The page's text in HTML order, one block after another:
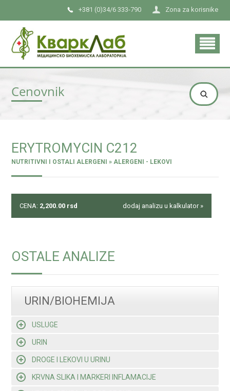
Zona za korisnike
+381 (0)34/6 333-790
Cenovnik
ERYTROMYCIN C212
NUTRITIVNI I OSTALI ALERGENI » ALERGENI - LEKOVI
CENA: 2,200.00 rsd dodaj analizu u kalkulator »
OSTALE ANALIZE
URIN/BIOHEMIJA
USLUGE
URIN
DROGE I LEKOVI U URINU
KRVNA SLIKA I MARKERI INFLAMACIJE